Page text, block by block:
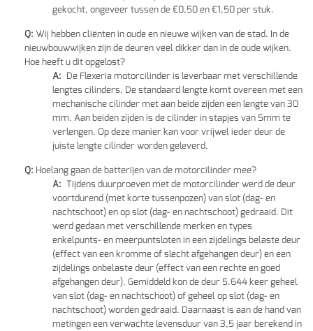
gekocht, ongeveer tussen de €0,50 en €1,50 per stuk.
Q: Wij hebben cliënten in oude en nieuwe wijken van de stad. In de
nieuwbouwwijken zijn de deuren veel dikker dan in de oude wijken.
Hoe heeft u dit opgelost?
A: De Flexeria motorcilinder is leverbaar met verschillende
lengtes cilinders. De standaard lengte komt overeen met een
mechanische cilinder met aan beide zijden een lengte van 30
mm. Aan beiden zijden is de cilinder in stapjes van 5mm te
verlengen. Op deze manier kan voor vrijwel ieder deur de
juiste lengte cilinder worden geleverd.
Q: Hoelang gaan de batterijen van de motorcilinder mee?
A: Tijdens duurproeven met de motorcilinder werd de deur
voortdurend (met korte tussenpozen) van slot (dag- en
nachtschoot) en op slot (dag- en nachtschoot) gedraaid. Dit
werd gedaan met verschillende merken en types
enkelpunts- en meerpuntsloten in een zijdelings belaste deur
(effect van een kromme of slecht afgehangen deur) en een
zijdelings onbelaste deur (effect van een rechte en goed
afgehangen deur). Gemiddeld kon de deur 5.644 keer geheel
van slot (dag- en nachtschoot) of geheel op slot (dag- en
nachtschoot) worden gedraaid. Daarnaast is aan de hand van
metingen een verwachte levensduur van 3,5 jaar berekend in